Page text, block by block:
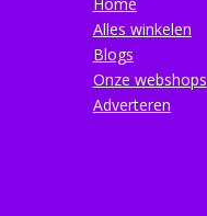
Alles winkelen
Blogs
Onze webshops
Adverteren